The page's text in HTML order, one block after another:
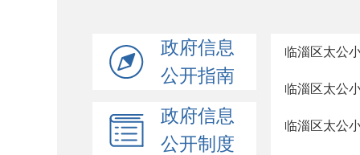
政府信息
公开指南
政府信息
公开制度
临淄区太公
临淄区太公
临淄区太公